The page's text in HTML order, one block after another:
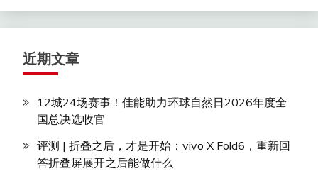
近期文章
12城24场赛事！佳能助力环球自然日2026年度全
国总决选收官
评测 | 折叠之后，才是开始：vivo X Fold6，重新回
答折叠屏展开之后能做什么